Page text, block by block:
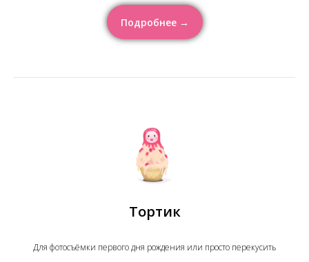
Подробнее →
Тортик
Для фотосъёмки первого дня рождения или просто перекусить